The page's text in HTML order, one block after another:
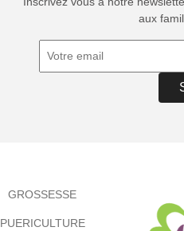
aux
GROSSESSE
PUERICULTURE